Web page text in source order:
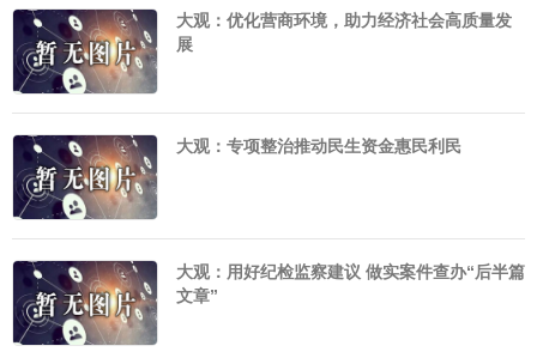
大观：优化营商环境，助力经济社会高质量发
展
大观：专项整治推动民生资金惠民利民
大观：用好纪检监察建议 做实案件查办“后半篇
文章”